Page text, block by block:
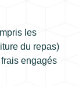
les
du repas)
engagés